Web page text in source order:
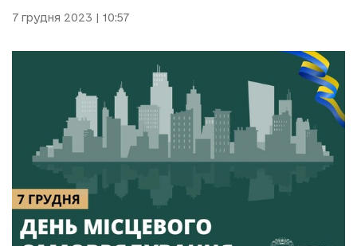
7 грудня 2023 | 10:57